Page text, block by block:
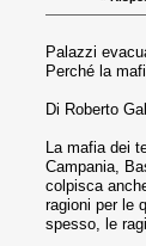
Palazzi
Perché la
Di Roberto
La mafia dei
Campania,
colpisca
ragioni per le
spesso, le